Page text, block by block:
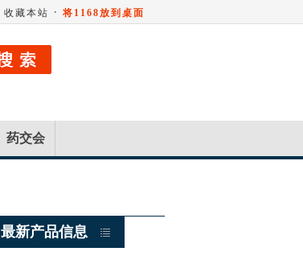
收藏本站 · 将1168放到桌面
药交会
最新产品信息